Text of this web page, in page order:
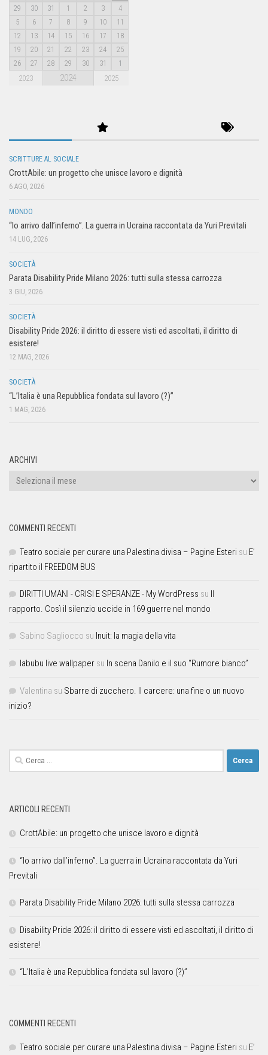
29
30 31 1 2 3
4
5
6 7 8 9 10
11
12
13 14 15 16 17
18
19
20 21 22 23 24
25
26
27 28 29 30 31 1
2023 2024 2025
SCRITTURE AL SOCIALE
CrottAbile: un progetto che unisce lavoro e dignità
6 AGO, 2026
MONDO
“Io arrivo dall’inferno”. La guerra in Ucraina raccontata da Yuri Previtali
14 LUG, 2026
SOCIETÀ
Parata Disability Pride Milano 2026: tutti sulla stessa carrozza
3 GIU, 2026
SOCIETÀ
Disability Pride 2026: il diritto di essere visti ed ascoltati, il diritto di
esistere!
12 MAG, 2026
SOCIETÀ
“L’Italia è una Repubblica fondata sul lavoro (?)”
1 MAG, 2026
ARCHIVI
COMMENTI RECENTI
Teatro sociale per curare una Palestina divisa – Pagine Esteri su E’
ripartito il FREEDOM BUS
DIRITTI UMANI - CRISI E SPERANZE - My WordPress su Il
rapporto. Così il silenzio uccide in 169 guerre nel mondo
Sabino Sagliocco su Inuit: la magia della vita
labubu live wallpaper su In scena Danilo e il suo “Rumore bianco”
Valentina su Sbarre di zucchero. Il carcere: una fine o un nuovo
inizio?
ARTICOLI RECENTI
CrottAbile: un progetto che unisce lavoro e dignità
“Io arrivo dall’inferno”. La guerra in Ucraina raccontata da Yuri
Previtali
Parata Disability Pride Milano 2026: tutti sulla stessa carrozza
Disability Pride 2026: il diritto di essere visti ed ascoltati, il diritto di
esistere!
“L’Italia è una Repubblica fondata sul lavoro (?)”
COMMENTI RECENTI
Teatro sociale per curare una Palestina divisa – Pagine Esteri su E’